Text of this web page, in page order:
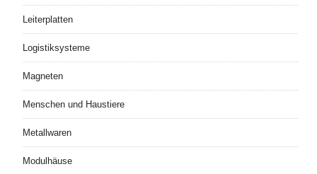
Leiterplatten
Logistiksysteme
Magneten
Menschen und Haustiere
Metallwaren
Modulhäuse